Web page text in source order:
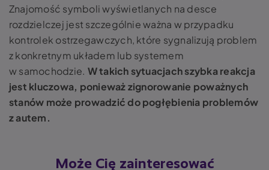
Znajomość symboli wyświetlanych na desce
rozdzielczej jest szczególnie ważna w przypadku
kontrolek ostrzegawczych, które sygnalizują problem
z konkretnym układem lub systemem
w samochodzie. W takich sytuacjach szybka reakcja
jest kluczowa, ponieważ zignorowanie poważnych
stanów może prowadzić do pogłębienia problemów
z autem.
Może Cię zainteresować